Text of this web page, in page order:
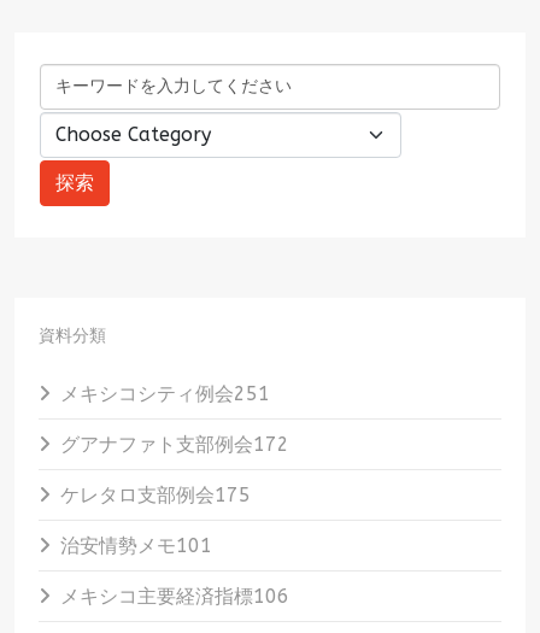
資料分類
メキシコシティ例会251
グアナファト支部例会172
ケレタロ支部例会175
治安情勢メモ101
メキシコ主要経済指標106